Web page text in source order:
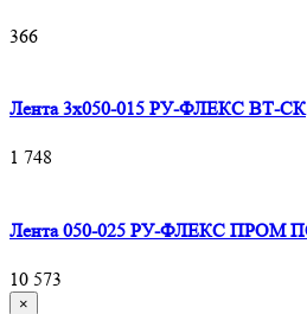
366
Лента 3х050-015 РУ-ФЛЕКС ВТ-СК
1 748
Лента 050-025 РУ-ФЛЕКС ПРОМ
10 573
×